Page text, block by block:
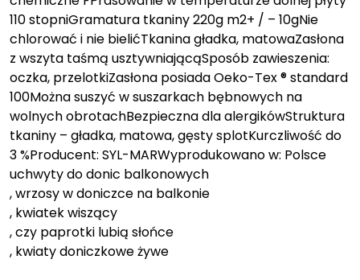
110 stopniGramatura tkaniny 220g m2+ / – 10gNie
chlorować i nie bielićTkanina gładka, matowaZasłona
z wszyta taśmą usztywniającąSposób zawieszenia:
oczka, przelotkiZasłona posiada Oeko-Tex ® standard
100Można suszyć w suszarkach bębnowych na
wolnych obrotachBezpieczna dla alergikówStruktura
tkaniny – gładka, matowa, gęsty splotKurczliwość do
3 %Producent: SYL-MARWyprodukowano w: Polsce
uchwyty do donic balkonowych
, wrzosy w doniczce na balkonie
, kwiatek wiszący
, czy paprotki lubią słońce
, kwiaty doniczkowe żywe